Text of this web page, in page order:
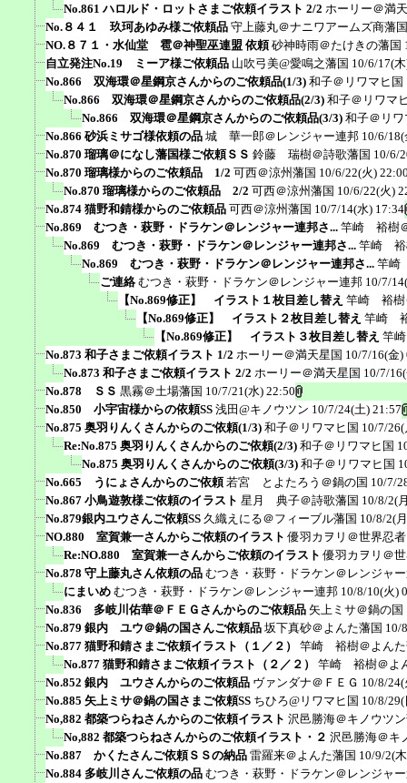
No.861 ハロルド・ロットさまご依頼イラスト 2/2 ホーリー＠満
No.８４１ 玖珂あゆみ様ご依頼品 守上藤丸＠ナニワアームズ商藩国
NO.８７１・水仙堂 雹＠神聖巫連盟 依頼 砂神時雨＠たけきの藩国
自立発注No.19 ミーア様ご依頼品 山吹弓美@愛鳴之藩国 10/6/17(
No.866 双海環＠星鋼京さんからのご依頼品(1/3) 和子＠リワマヒ国
No.866 双海環＠星鋼京さんからのご依頼品(2/3) 和子＠リワマ
No.866 双海環＠星鋼京さんからのご依頼品(3/3) 和子＠リワ
No.866 砂浜ミサゴ様依頼の品 城 華一郎＠レンジャー連邦 10/6/
No.870 瑠璃＠になし藩国様ご依頼ＳＳ 鈴藤 瑞樹＠詩歌藩国 10/6/
No.870 瑠璃様からのご依頼品 1/2 可西＠涼州藩国 10/6/22(火)
No.870 瑠璃様からのご依頼品 2/2 可西＠涼州藩国 10/6/22(火)
No.874 猫野和錆様からのご依頼品 可西＠涼州藩国 10/7/14(水) 17:34
No.869 むつき・萩野・ドラケン＠レンジャー連邦さ... 竿崎 裕樹
No.869 むつき・萩野・ドラケン＠レンジャー連邦さ... 竿崎 裕
No.869 むつき・萩野・ドラケン＠レンジャー連邦さ... 竿崎
ご連絡 むつき・萩野・ドラケン＠レンジャー連邦 10/7/
【No.869修正】 イラスト１枚目差し替え 竿崎 裕樹
【No.869修正】 イラスト２枚目差し替え 竿崎
【No.869修正】 イラスト３枚目差し替え 竿
No.873 和子さまご依頼イラスト 1/2 ホーリー＠満天星国 10/7/16(金)
No.873 和子さまご依頼イラスト 2/2 ホーリー＠満天星国 10/7/
No.878 ＳＳ 黒霧＠土場藩国 10/7/21(水) 22:50
No.850 小宇宙様からの依頼SS 浅田@キノウツン 10/7/24(土) 21:57
No.875 奥羽りんくさんからのご依頼(1/3) 和子＠リワマヒ国 10/7/
Re:No.875 奥羽りんくさんからのご依頼(2/3) 和子＠リワマヒ国
No.875 奥羽りんくさんからのご依頼(3/3) 和子＠リワマヒ国
No.665 うにょさんからのご依頼 若宮 とよたろう＠鍋の国 10/7/
No.867 小鳥遊敦様ご依頼のイラスト 星月 典子＠詩歌藩国 10/8/2(
No.879銀内ユウさんご依頼SS 久織えにる＠フィーブル藩国 10/8/2(
NO.880 室賀兼一さんからご依頼のイラスト 優羽カヲリ＠世界忍
Re:NO.880 室賀兼一さんからご依頼のイラスト 優羽カヲリ＠
No.878 守上藤丸さん依頼の品 むつき・萩野・ドラケン＠レンジャ
にまいめ むつき・萩野・ドラケン＠レンジャー連邦 10/8/10(火)
No.836 多岐川佑華＠ＦＥＧさんからのご依頼品 矢上ミサ＠鍋の国
No.879 銀内 ユウ＠鍋の国さんご依頼品 坂下真砂＠よんた藩国 10/
No.877 猫野和錆さまご依頼イラスト（１／２）
竿崎 裕樹＠よんた
No.877 猫野和錆さまご依頼イラスト（２／２）
竿崎 裕樹＠よ
No.852 銀内 ユウさんからのご依頼品 ヴァンダナ＠ＦＥＧ 10/8/
No.885 矢上ミサ＠鍋の国さまご依頼SS ちひろ@リワマヒ国 10/8/
No,882 都築つらねさんからのご依頼イラスト 沢邑勝海＠キノウツ
No,882 都築つらねさんからのご依頼イラスト・２ 沢邑勝海＠キ
No.887 かくたさんご依頼ＳＳの納品 雷羅来＠よんた藩国 10/9/2(
No.884 多岐川さんご依頼の品 むつき・萩野・ドラケン＠レンジャ